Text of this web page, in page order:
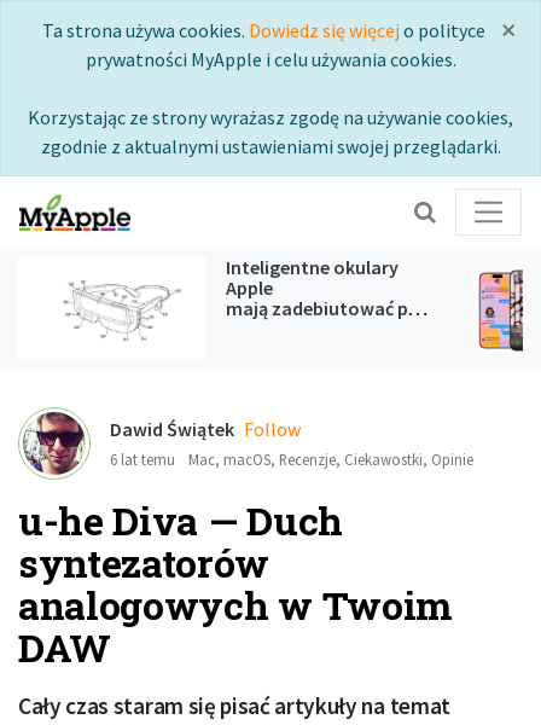
×
Ta strona używa cookies. Dowiedz się więcej o polityce
prywatności MyApple i celu używania cookies.
Korzystając ze strony wyrażasz zgodę na używanie cookies,
zgodnie z aktualnymi ustawieniami swojej przeglądarki.
Inteligentne okulary
Apple
mają zadebiutować podczas
WWDC 2027
Dawid Świątek Follow
6 lat temu Mac, macOS, Recenzje, Ciekawostki, Opinie
u-he Diva — Duch
syntezatorów
analogowych w Twoim
DAW
Cały czas staram się pisać artykuły na temat